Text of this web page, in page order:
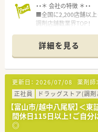
・・＊ 会社の特徴 ＊・・
■全国に2,200店舗以上
調剤店舗数業界TOP！
頑張り次第で高給与も可
■経験や勤務コースに
半スタートと業界TOP水
■職種や職域に合わせ
修を用意されています
■薬剤師が中心の会社
種多様に用意されてい
■店舗拡大に伴い、エ
トのポジションも増えま
■在宅や教育等の専門
詳細を見る
更新日： 2026/07/08 薬剤師
正社員
ドラッグストア(調剤
【富山市/越中八尾駅】＜
間休日115日以上！ご自
◎